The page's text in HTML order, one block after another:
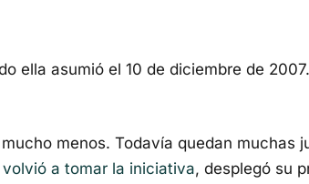
ella asumió el 10 de diciembre de
menos. Todavía quedan muchas
a tomar la iniciativa, desplegó su